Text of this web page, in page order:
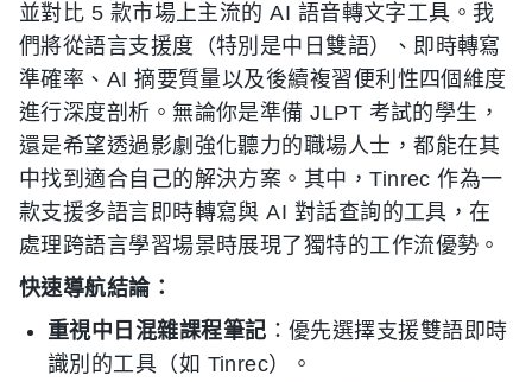
並對比 5 款市場上主流的 AI 語音轉文字工具。我
們將從語言支援度（特別是中日雙語）、即時轉寫
準確率、AI 摘要質量以及後續複習便利性四個維度
進行深度剖析。無論你是準備 JLPT 考試的學生，
還是希望透過影劇強化聽力的職場人士，都能在其
中找到適合自己的解決方案。其中，Tinrec 作為一
款支援多語言即時轉寫與 AI 對話查詢的工具，在
處理跨語言學習場景時展現了獨特的工作流優勢。
快速導航結論：
重視中日混雜課程筆記 ：優先選擇支援雙語即時
識別的工具（如 Tinrec）。